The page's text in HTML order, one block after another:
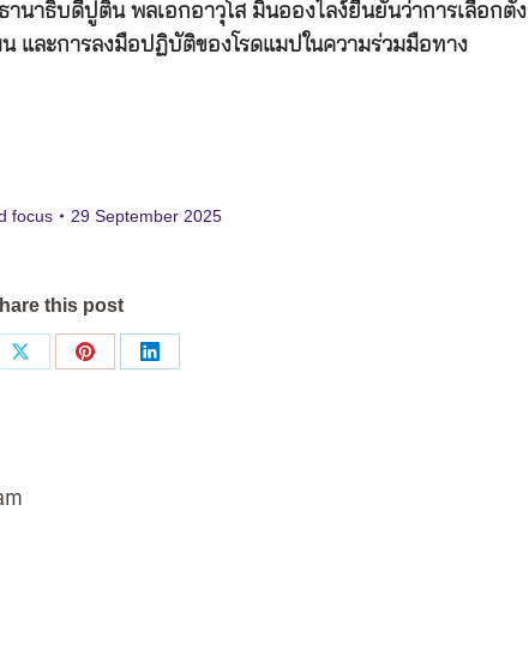
นาธิบดีปูติน พลเอกอาวุโส มินอองไลง์ยืนยันว่าการเลือกตั้ง
และการลงมือปฏิบัติของโรดแมปในความร่วมมือทาง
focus 29 September 2025
this post
Share
Share
Share